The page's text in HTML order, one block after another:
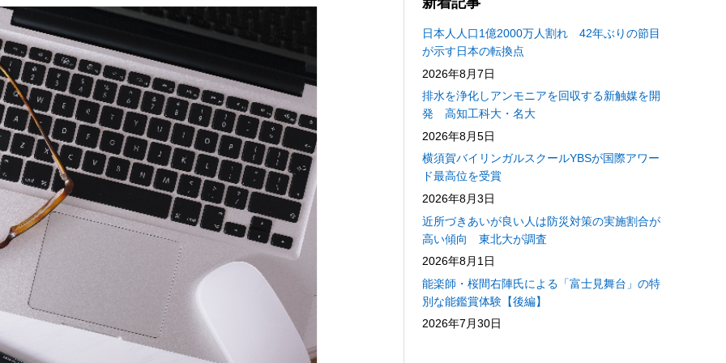
日本人人口1億2000万人割れ 42年ぶりの節目
が示す日本の転換点
2026年8月7日
排水を浄化しアンモニアを回収する新触媒を開
発 高知工科大・名大
2026年8月5日
横須賀バイリンガルスクールYBSが国際アワー
ド最高位を受賞
2026年8月3日
近所づきあいが良い人は防災対策の実施割合が
高い傾向 東北大が調査
2026年8月1日
能楽師・桜間右陣氏による「富士見舞台」の特
別な能鑑賞体験【後編】
2026年7月30日